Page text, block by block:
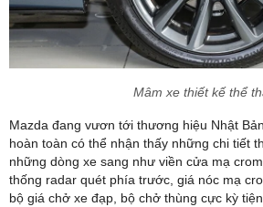
Mâm xe thiết kế thể
Mazda đang vươn tới thương hiệu Nhật
hoàn toàn có thể nhận thấy những chi tiết
những dòng xe sang như viền cửa mạ
thống radar quét phía trước, giá nóc mạ
bộ giá chở xe đạp, bộ chở thùng cực kỳ